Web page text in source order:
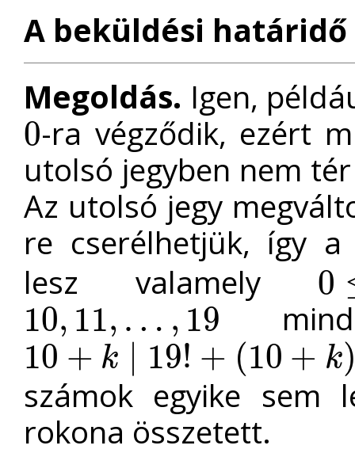
A beküldési határidő
Megoldás. Igen,
0
0 -ra végződik, ezért
utolsó jegyben nem
Az utolsó jegy
re cserélhetjük, így
lesz valamely 0
0≤ ≤
10, 11, … , 19
10,11, …,19
10 + k 19! + (10 + k
10+k 19!+ 10+
számok egyike
rokona összetett.